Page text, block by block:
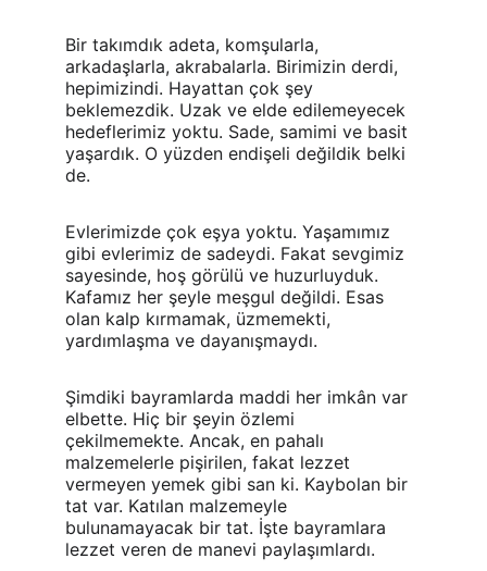
Bir takımdık adeta, komşularla,
arkadaşlarla, akrabalarla. Birimizin derdi,
hepimizindi. Hayattan çok şey
beklemezdik. Uzak ve elde edilemeyecek
hedeflerimiz yoktu. Sade, samimi ve basit
yaşardık. O yüzden endişeli değildik belki
de.
Evlerimizde çok eşya yoktu. Yaşamımız
gibi evlerimiz de sadeydi. Fakat sevgimiz
sayesinde, hoş görülü ve huzurluyduk.
Kafamız her şeyle meşgul değildi. Esas
olan kalp kırmamak, üzmemekti,
yardımlaşma ve dayanışmaydı.
Şimdiki bayramlarda maddi her imkân var
elbette. Hiç bir şeyin özlemi
çekilmemekte. Ancak, en pahalı
malzemelerle pişirilen, fakat lezzet
vermeyen yemek gibi san ki. Kaybolan bir
tat var. Katılan malzemeyle
bulunamayacak bir tat. İşte bayramlara
lezzet veren de manevi paylaşımlardı.